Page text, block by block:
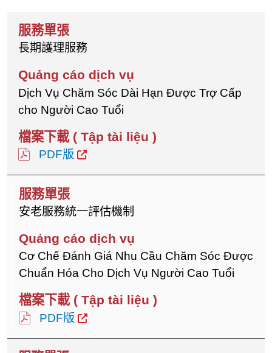
長期護理服務
Dịch Vụ Chăm Sóc Dài Hạn Được Trợ Cấp
cho Người Cao Tuổi
PDF版
安老服務統一評估機制
Cơ Chế Đánh Giá Nhu Cầu Chăm Sóc Được
Chuẩn Hóa Cho Dịch Vụ Người Cao Tuổi
PDF版